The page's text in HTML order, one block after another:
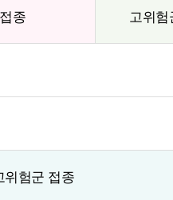
종 고위험
위험군 접종